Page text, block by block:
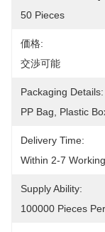
50 Pieces
価格:
交渉可能
Packaging Details:
PP Bag, Plastic
Delivery Time:
Within 2-7
Supply Ability:
100000 Pieces